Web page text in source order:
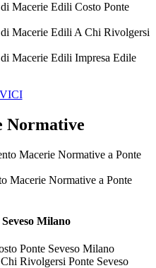
Macerie Edili Costo Ponte
Macerie Edili A Chi Rivolgersi
Macerie Edili Impresa Edile
Normative
Macerie Normative a Ponte
Milano
Ponte Seveso Milano
Rivolgersi Ponte Seveso